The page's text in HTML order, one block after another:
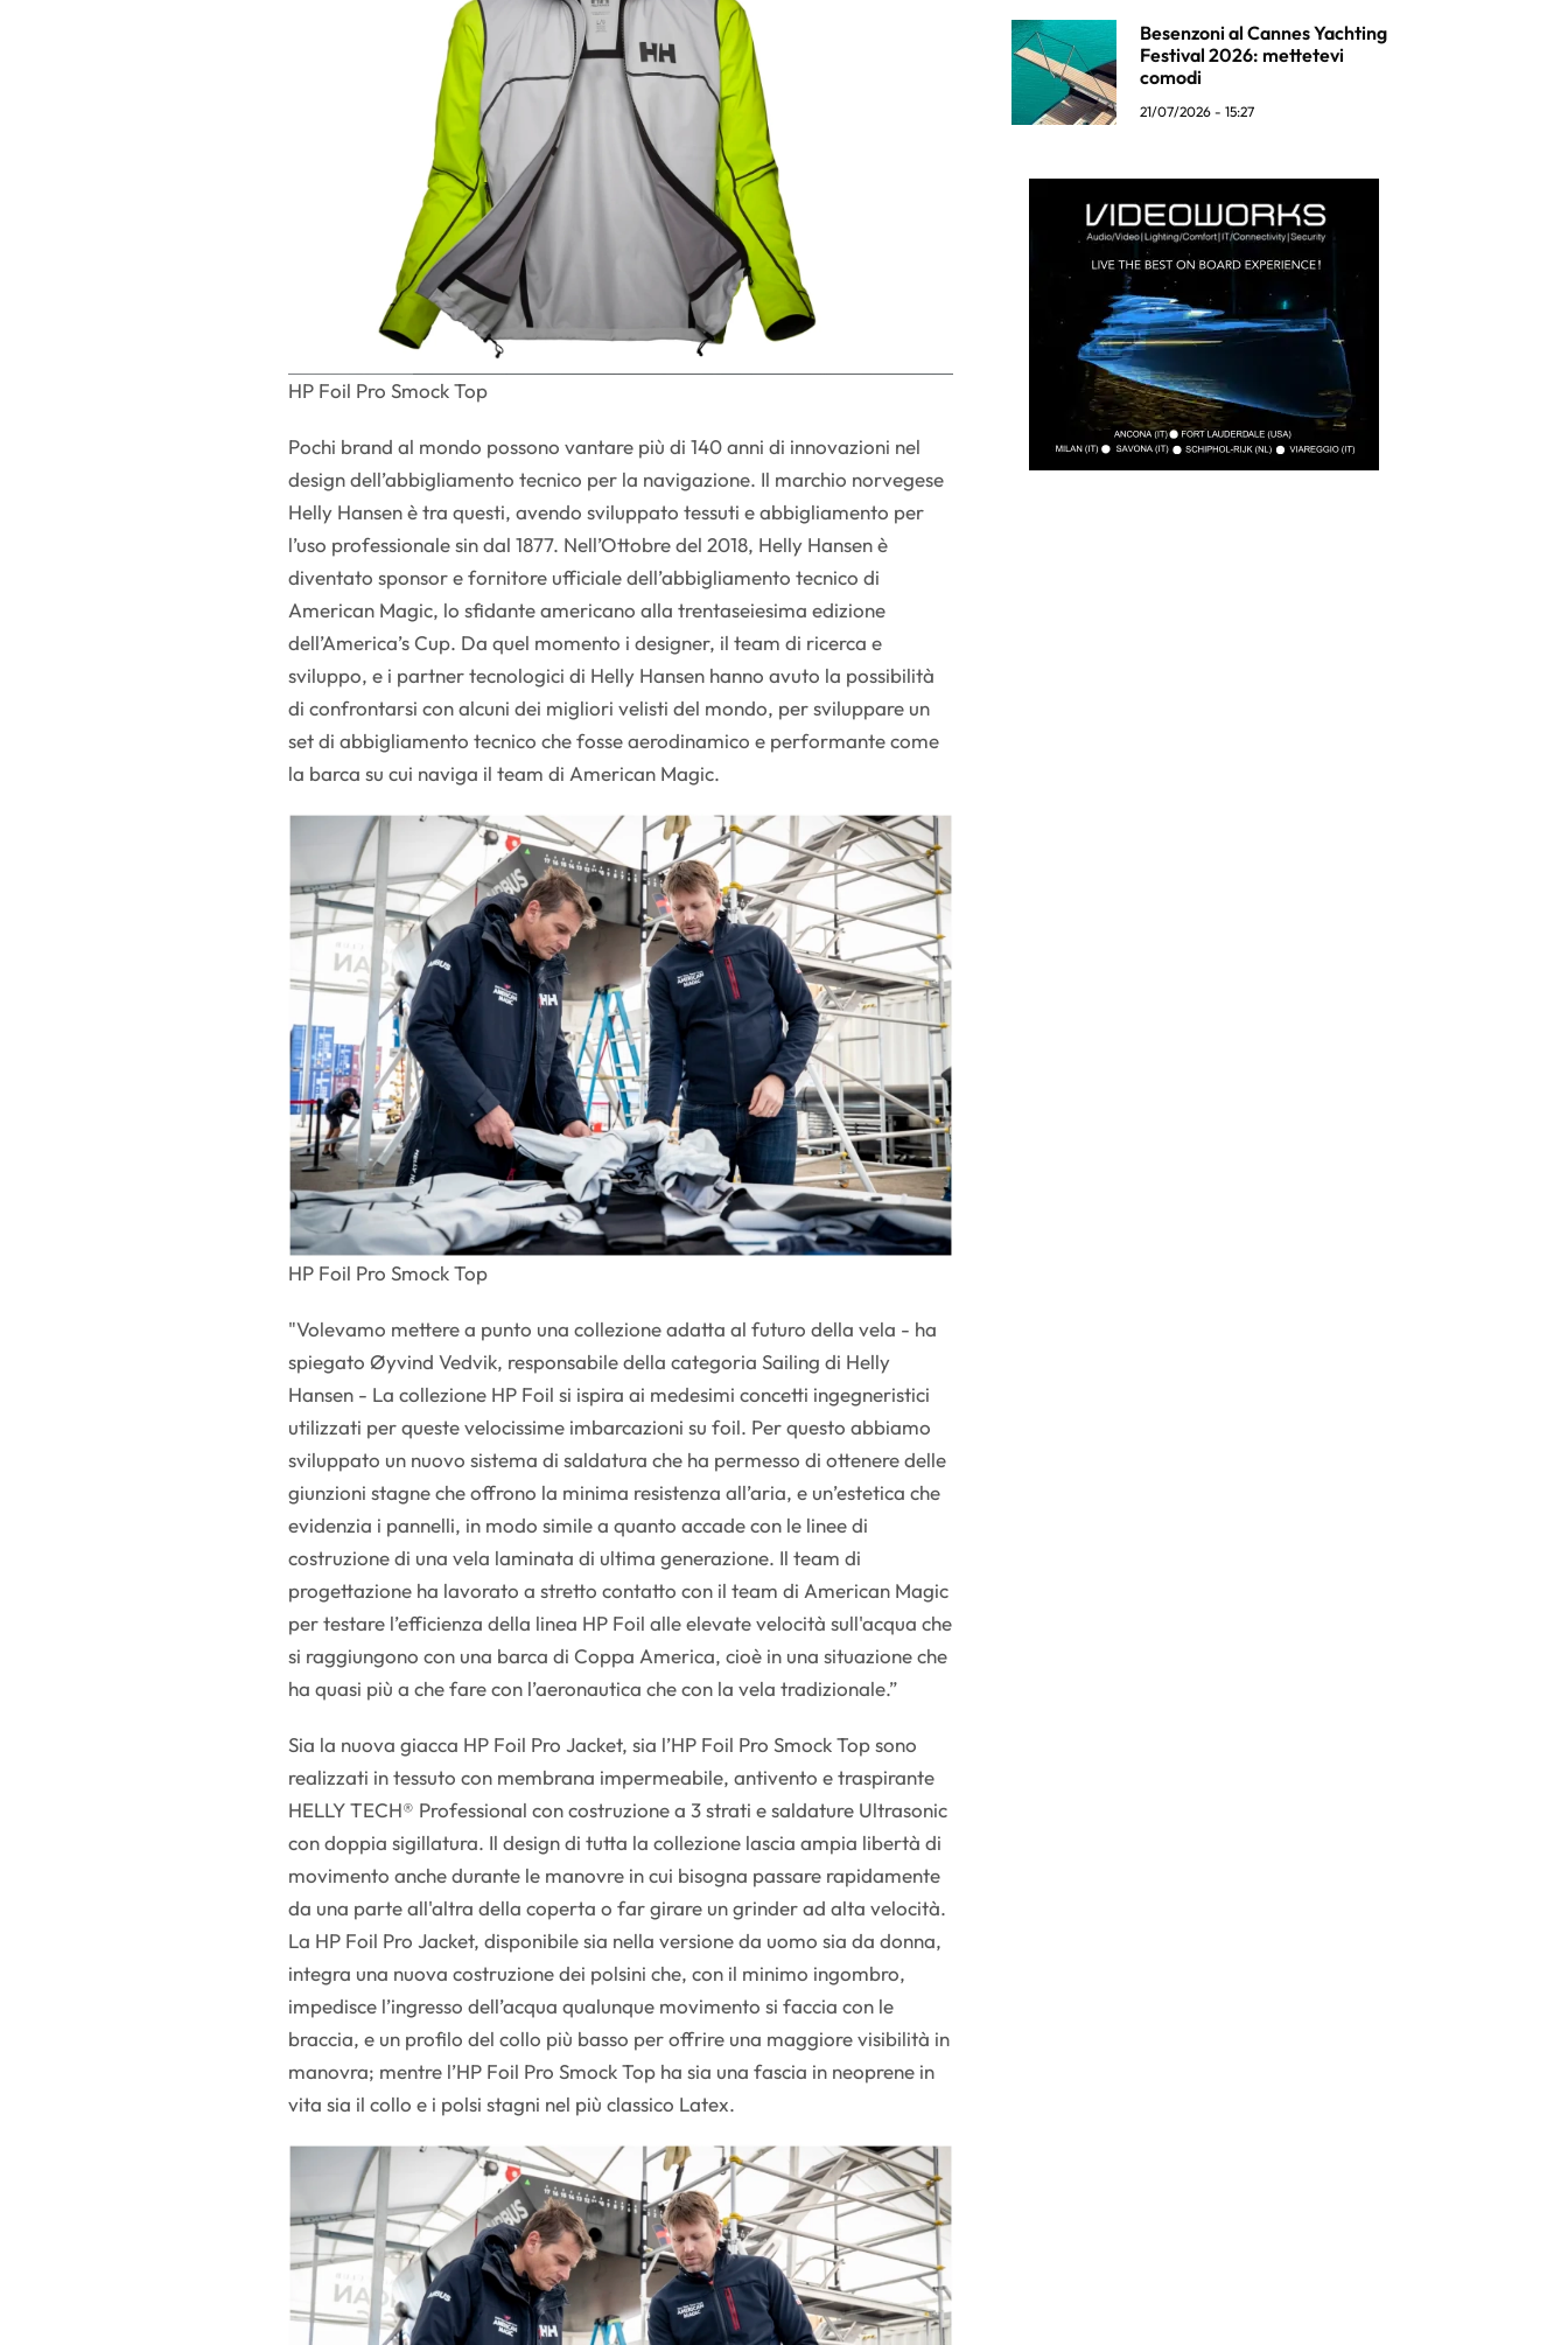
HP Foil Pro Smock Top
Pochi brand al mondo possono vantare più di 140 anni di innovazioni nel
design dell’abbigliamento tecnico per la navigazione. Il marchio norvegese
Helly Hansen è tra questi, avendo sviluppato tessuti e abbigliamento per
l’uso professionale sin dal 1877. Nell’Ottobre del 2018, Helly Hansen è
diventato sponsor e fornitore ufficiale dell’abbigliamento tecnico di
American Magic, lo sfidante americano alla trentaseiesima edizione
dell’America’s Cup. Da quel momento i designer, il team di ricerca e
sviluppo, e i partner tecnologici di Helly Hansen hanno avuto la possibilità
di confrontarsi con alcuni dei migliori velisti del mondo, per sviluppare un
set di abbigliamento tecnico che fosse aerodinamico e performante come
la barca su cui naviga il team di American Magic.
HP Foil Pro Smock Top
"Volevamo mettere a punto una collezione adatta al futuro della vela - ha
spiegato Øyvind Vedvik, responsabile della categoria Sailing di Helly
Hansen - La collezione HP Foil si ispira ai medesimi concetti ingegneristici
utilizzati per queste velocissime imbarcazioni su foil. Per questo abbiamo
sviluppato un nuovo sistema di saldatura che ha permesso di ottenere delle
giunzioni stagne che offrono la minima resistenza all’aria, e un’estetica che
evidenzia i pannelli, in modo simile a quanto accade con le linee di
costruzione di una vela laminata di ultima generazione. Il team di
progettazione ha lavorato a stretto contatto con il team di American Magic
per testare l’efficienza della linea HP Foil alle elevate velocità sull'acqua che
si raggiungono con una barca di Coppa America, cioè in una situazione che
ha quasi più a che fare con l’aeronautica che con la vela tradizionale.”
Sia la nuova giacca HP Foil Pro Jacket, sia l’HP Foil Pro Smock Top sono
realizzati in tessuto con membrana impermeabile, antivento e traspirante
HELLY TECH® Professional con costruzione a 3 strati e saldature Ultrasonic
con doppia sigillatura. Il design di tutta la collezione lascia ampia libertà di
movimento anche durante le manovre in cui bisogna passare rapidamente
da una parte all'altra della coperta o far girare un grinder ad alta velocità.
La HP Foil Pro Jacket, disponibile sia nella versione da uomo sia da donna,
integra una nuova costruzione dei polsini che, con il minimo ingombro,
impedisce l’ingresso dell’acqua qualunque movimento si faccia con le
braccia, e un profilo del collo più basso per offrire una maggiore visibilità in
manovra; mentre l’HP Foil Pro Smock Top ha sia una fascia in neoprene in
vita sia il collo e i polsi stagni nel più classico Latex.
Besenzoni al Cannes Yachting
Festival 2026: mettetevi
comodi
21/07/2026 - 15:27